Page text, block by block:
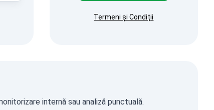
Termeni și Condiții
internă sau analiză punctuală.